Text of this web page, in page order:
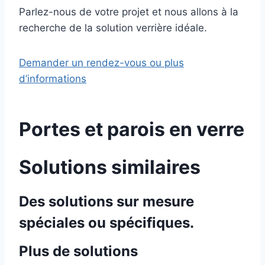
Parlez-nous de votre projet et nous allons à la
recherche de la solution verrière idéale.
Demander un rendez-vous ou plus
d’informations
Portes et parois en verre
Solutions similaires
Des solutions sur mesure
spéciales ou spécifiques.
Plus de solutions